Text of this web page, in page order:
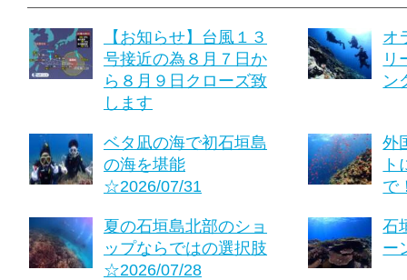
【お知らせ】台風１３
号接近の為８月７日か
ら８月９日クローズ致
します
オ
リ
ン
ベタ凪の海で初石垣島
の海を堪能
☆2026/07/31
外
ト
で
夏の石垣島北部のショ
ップならではの選択肢
☆2026/07/28
石
ー